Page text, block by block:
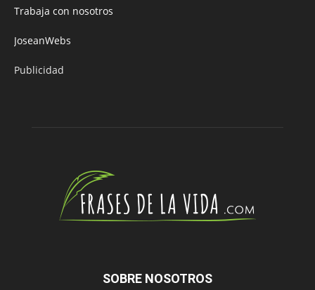
Trabaja con nosotros
JoseanWebs
Publicidad
SOBRE NOSOTROS